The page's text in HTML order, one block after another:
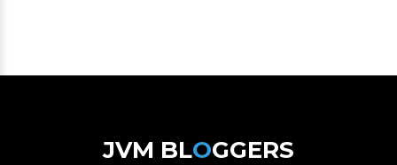
JVM BLOGGERS